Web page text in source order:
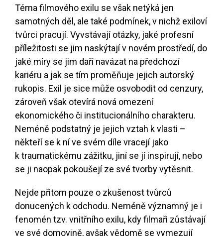
Téma filmového exilu se však netýká jen
samotných děl, ale také podmínek, v nichž exiloví
tvůrci pracují. Vyvstávají otázky, jaké profesní
příležitosti se jim naskýtají v novém prostředí, do
jaké míry se jim daří navázat na předchozí
kariéru a jak se tím proměňuje jejich autorský
rukopis. Exil je sice může osvobodit od cenzury,
zároveň však otevírá nová omezení
ekonomického či institucionálního charakteru.
Neméně podstatný je jejich vztah k vlasti –
někteří se k ní ve svém díle vracejí jako
k traumatickému zážitku, jiní se jí inspirují, nebo
se ji naopak pokoušejí ze své tvorby vytěsnit.
Nejde přitom pouze o zkušenost tvůrců
donucených k odchodu. Neméně významný je i
fenomén tzv. vnitřního exilu, kdy filmaři zůstávají
ve své domovině, avšak vědomě se vymezují